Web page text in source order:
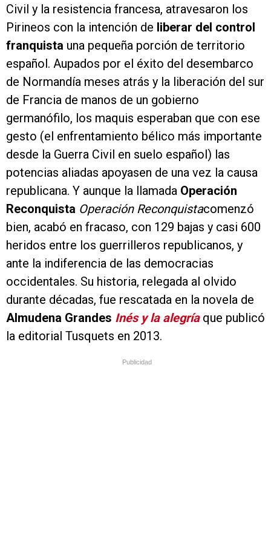
Civil y la resistencia francesa, atravesaron los
Pirineos con la intención de liberar del control
franquista una pequeña porción de territorio
español. Aupados por el éxito del desembarco
de Normandía meses atrás y la liberación del sur
de Francia de manos de un gobierno
germanófilo, los maquis esperaban que con ese
gesto (el enfrentamiento bélico más importante
desde la Guerra Civil en suelo español) las
potencias aliadas apoyasen de una vez la causa
republicana. Y aunque la llamada Operación
Reconquista Operación Reconquistacomenzó
bien, acabó en fracaso, con 129 bajas y casi 600
heridos entre los guerrilleros republicanos, y
ante la indiferencia de las democracias
occidentales. Su historia, relegada al olvido
durante décadas, fue rescatada en la novela de
Almudena Grandes Inés y la alegríaque publicó
la editorial Tusquets en 2013.
Publicidad